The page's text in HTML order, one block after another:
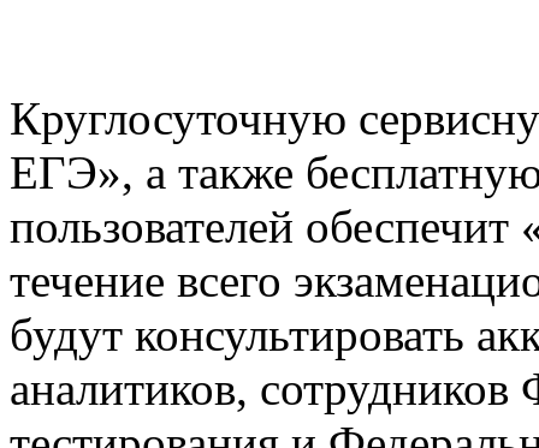
Круглосуточную
ЕГЭ», а также
пользователей
течение всего
будут консультировать
аналитиков, сотрудников